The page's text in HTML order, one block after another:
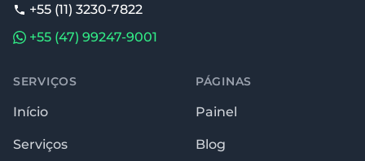
+55 (11) 3230-7822
+55 (47) 99247-9001
SERVIÇOS
Início
Serviços
PÁGINAS
Painel
Blog